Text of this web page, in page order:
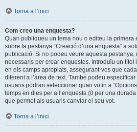
Torna a l’inici
Com creo una enquesta?
Quan publiqueu un tema nou o editeu la primera
sobre la pestanya “Creació d’una enquesta” a
publicació. Si no podeu veure aquesta pestanya,
necessaris per crear enquestes. Introduïu un títol
en els camps apropiats, assegurant-vos que
diferent a l’àrea de text. També podeu
usuaris podran seleccionar quan votin a
temps en dies per a l’enquesta (0 per una
que permet als usuaris canviar el seu vot.
Torna a l’inici